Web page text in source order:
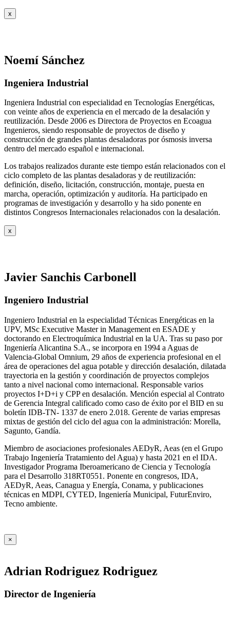
x
Noemí Sánchez
Ingeniera Industrial
Ingeniera Industrial con especialidad en Tecnologías Energéticas,
con veinte años de experiencia en el mercado de la desalación y
reutilización. Desde 2006 es Directora de Proyectos en Ecoagua
Ingenieros, siendo responsable de proyectos de diseño y
construcción de grandes plantas desaladoras por ósmosis inversa
dentro del mercado español e internacional.
Los trabajos realizados durante este tiempo están relacionados con el
ciclo completo de las plantas desaladoras y de reutilización:
definición, diseño, licitación, construcción, montaje, puesta en
marcha, operación, optimización y auditoría. Ha participado en
programas de investigación y desarrollo y ha sido ponente en
distintos Congresos Internacionales relacionados con la desalación.
x
Javier Sanchis Carbonell
Ingeniero Industrial
Ingeniero Industrial en la especialidad Técnicas Energéticas en la
UPV, MSc Executive Master in Management en ESADE y
doctorando en Electroquímica Industrial en la UA. Tras su paso por
Ingeniería Alicantina S.A., se incorpora en 1994 a Aguas de
Valencia-Global Omnium, 29 años de experiencia profesional en el
área de operaciones del agua potable y dirección desalación, dilatada
trayectoria en la gestión y coordinación de proyectos complejos
tanto a nivel nacional como internacional. Responsable varios
proyectos I+D+i y CPP en desalación. Mención especial al Contrato
de Gerencia Integral calificado como caso de éxito por el BID en su
boletín IDB-TN- 1337 de enero 2.018. Gerente de varias empresas
mixtas de gestión del ciclo del agua con la administración: Morella,
Sagunto, Gandía.
Miembro de asociaciones profesionales AEDyR, Aeas (en el Grupo
Trabajo Ingeniería Tratamiento del Agua) y hasta 2021 en el IDA.
Investigador Programa Iberoamericano de Ciencia y Tecnología
para el Desarrollo 318RT0551. Ponente en congresos, IDA,
AEDyR, Aeas, Canagua y Energía, Conama, y publicaciones
técnicas en MDPI, CYTED, Ingeniería Municipal, FuturEnviro,
Tecno ambiente.
×
Adrian Rodriguez Rodriguez
Director de Ingeniería